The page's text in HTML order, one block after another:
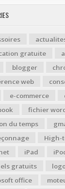
gratuite
blogger
web
e-commerce
fichier
du temps
High-
iPad
gratuits
office